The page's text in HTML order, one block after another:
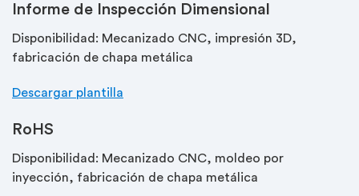
Informe de Inspección Dimensional
Disponibilidad: Mecanizado CNC, impresión 3D,
fabricación de chapa metálica
Descargar plantilla
RoHS
Disponibilidad: Mecanizado CNC, moldeo por
inyección, fabricación de chapa metálica